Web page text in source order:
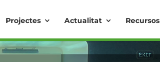
Projectes Actualitat Recursos